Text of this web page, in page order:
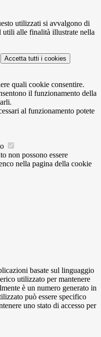
utilizzati si avvalgono di
utili alle finalità illustrate nella
Accetta tutti i cookies
quali cookie consentire.
il funzionamento della
al funzionamento potete
non possono essere
nella pagina della cookie
basate sul linguaggio
utilizzato per mantenere
è un numero generato in
può essere specifico
uno stato di accesso per